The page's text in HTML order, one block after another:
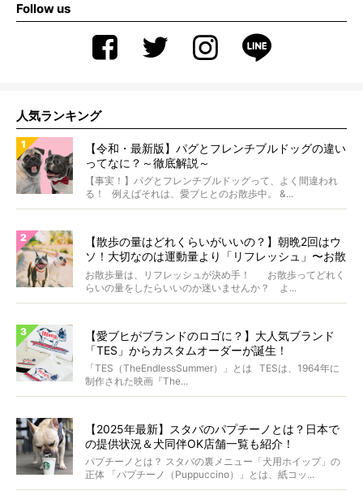
Follow us
人気ランキング
【令和・最新版】パグとフレンチブルドッグの違い
ってなに？～徹底解説～
【事実！】パグとフレンチブルドッグって、よく間違われ
る！ 例えばそれは、愛ブヒとのお散歩中。 &...
【散歩の量はどれくらいがいいの？】朝晩2回はウ
ソ！大切なのは運動量より「リフレッシュ」〜お散
歩にまつわる疑問FAQつき〜
お散歩量は、リフレッシュが決め手！ お散歩ってどれく
らいの量をしたらいいのか迷いませんか？ よ...
【愛ブヒがブランドのロゴに？】大人気ブランド
「TES」からカスタムオーダーが誕生！
「TES（TheEndlessSummer）」とは TESは、1964年に
制作された映画『The...
【2025年最新】スタバのパプチーノとは？日本で
の提供状況＆犬同伴OK店舗一覧も紹介！
パプチーノとは？ スタバの裏メニュー「犬用ホイップ」の
正体 「パプチーノ（Puppuccino）」とは、紙コッ...